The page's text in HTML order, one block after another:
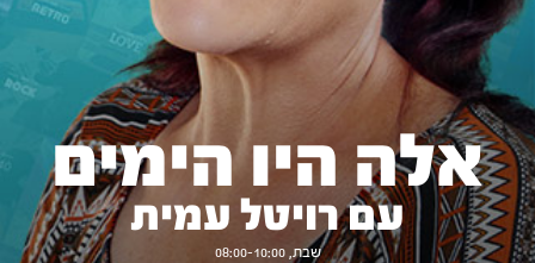
אלה היו הימים
עם רויטל עמית
שבת, 08:00-10:00